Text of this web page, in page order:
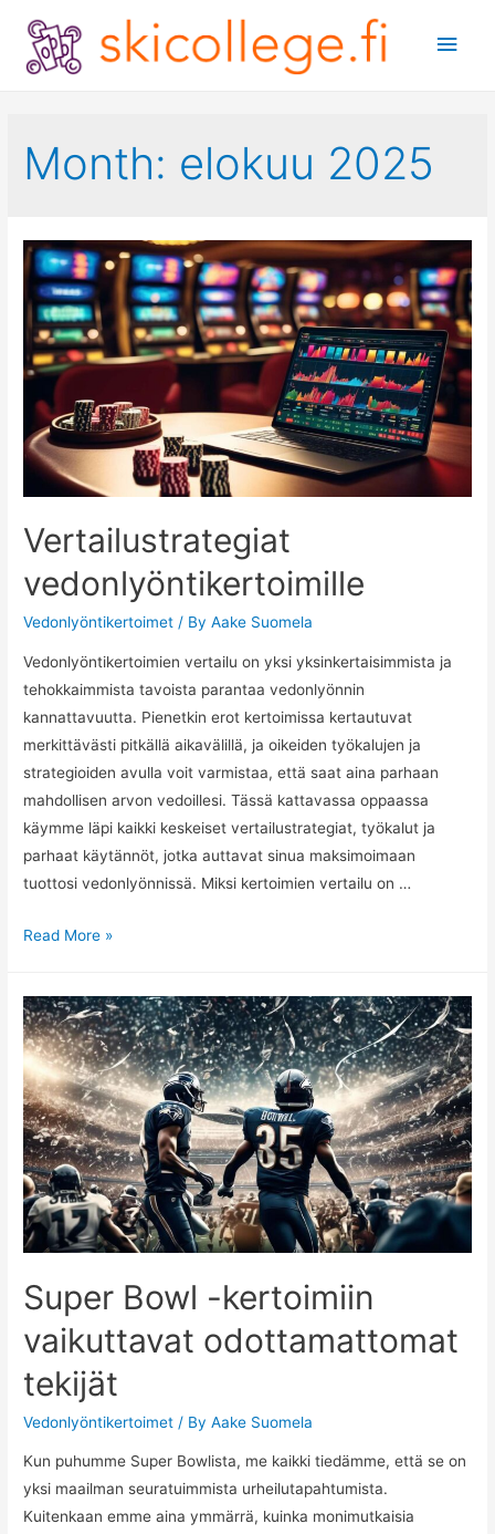
Main
Month: elokuu 2025
Vertailustrategiat
vedonlyöntikertoimille
Vedonlyöntikertoimet / ByAake Suomela
Vedonlyöntikertoimien vertailu on yksi yksinkertaisimmista ja
tehokkaimmista tavoista parantaa vedonlyönnin
kannattavuutta. Pienetkin erot kertoimissa kertautuvat
merkittävästi pitkällä aikavälillä, ja oikeiden työkalujen ja
strategioiden avulla voit varmistaa, että saat aina parhaan
mahdollisen arvon vedoillesi. Tässä kattavassa oppaassa
käymme läpi kaikki keskeiset vertailustrategiat, työkalut ja
parhaat käytännöt, jotka auttavat sinua maksimoimaan
tuottosi vedonlyönnissä. Miksi kertoimien vertailu on …
Vertailustrategiat
Read More »
Super Bowl -kertoimiin
vaikuttavat odottamattomat
tekijät
Vedonlyöntikertoimet / ByAake Suomela
Kun puhumme Super Bowlista, me kaikki tiedämme, että se on
yksi maailman seuratuimmista urheilutapahtumista.
Kuitenkaan emme aina ymmärrä, kuinka monimutkaisia